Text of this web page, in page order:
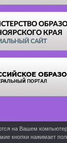
на Вашем
кнопки нажимает